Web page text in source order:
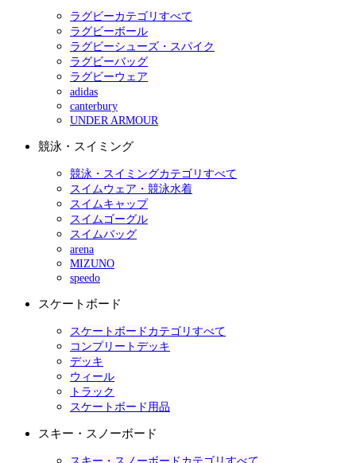
ラグビーカテゴリすべて
ラグビーボール
ラグビーシューズ・スパイク
ラグビーバッグ
ラグビーウェア
adidas
canterbury
UNDER ARMOUR
競泳・スイミング
競泳・スイミングカテゴリすべて
スイムウェア・競泳水着
スイムキャップ
スイムゴーグル
スイムバッグ
arena
MIZUNO
speedo
スケートボード
スケートボードカテゴリすべて
コンプリートデッキ
デッキ
ウィール
トラック
スケートボード用品
スキー・スノーボード